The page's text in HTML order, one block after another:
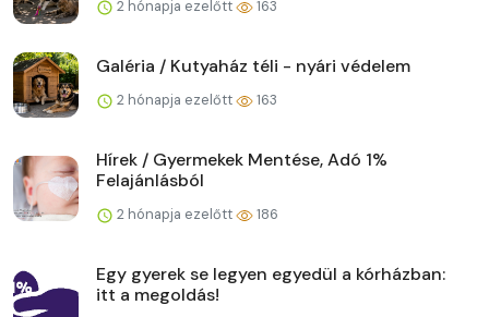
2 hónapja ezelőtt 163
Galéria / Kutyaház téli - nyári védelem
2 hónapja ezelőtt 163
Hírek / Gyermekek Mentése, Adó 1%
Felajánlásból
2 hónapja ezelőtt 186
Egy gyerek se legyen egyedül a kórházban:
itt a megoldás!